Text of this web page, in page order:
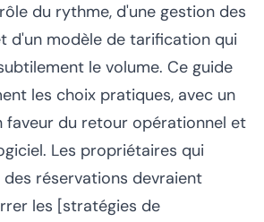
du rythme, d'une gestion des
d'un modèle de tarification qui
le volume. Ce guide
les choix pratiques, avec un
faveur du retour opérationnel et
Les propriétaires qui
réservations devraient
les [stratégies de